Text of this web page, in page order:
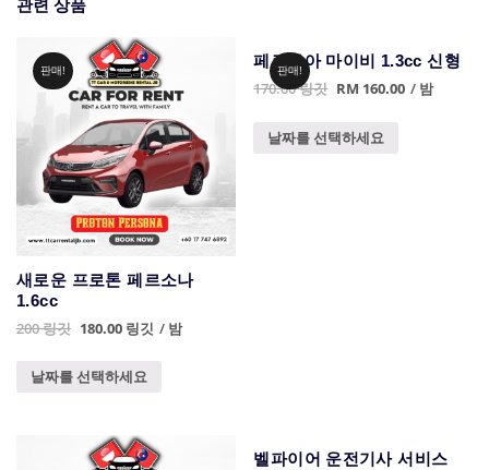
관련 상품
판매!
새로운 프로톤 페르소나
1.6cc
200링깃 180.00 링깃 / 밤
날짜를 선택하세요
판매!
페로두아 마이비 1.3cc 신형
170.00링깃 RM 160.00 / 밤
날짜를 선택하세요
벨파이어 운전기사 서비스